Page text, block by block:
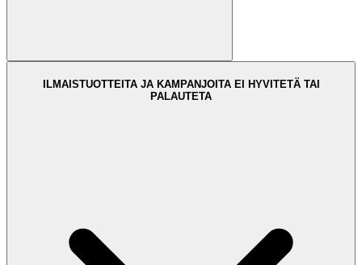
ILMAISTUOTTEITA JA KAMPANJOITA EI HYVITETÄ TAI
PALAUTETA